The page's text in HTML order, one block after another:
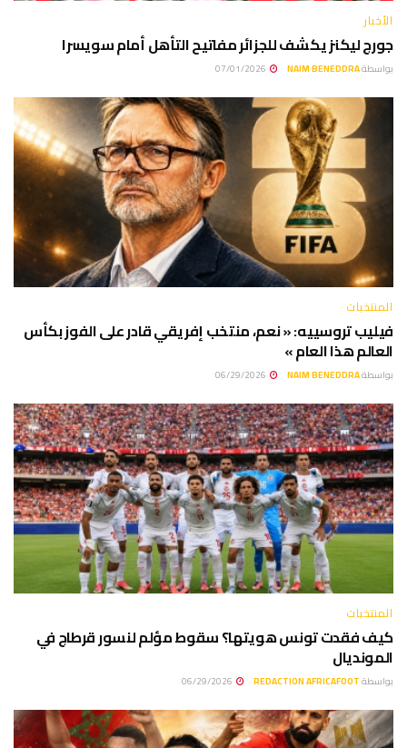
الأخبار
جورج ليكنز يكشف للجزائر مفاتيح التأهل أمام سويسرا
بواسطةNAIM BENEDDRA
المنتخبات
فيليب تروسييه: « نعم، منتخب إفريقي قادر على الفوز بكأس
العالم هذا العام »
بواسطةNAIM BENEDDRA
المنتخبات
كيف فقدت تونس هويتها؟ سقوط مؤلم لنسور قرطاج في
المونديال
بواسطةREDACTION AFRICAFOOT